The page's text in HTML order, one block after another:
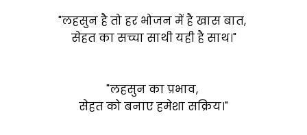
"लहसुन है तो हर भोजन में है खास बात,
सेहत का सच्चा साथी यही है साथ।"
"लहसुन का प्रभाव,
सेहत को बनाए हमेशा सक्रिय।"